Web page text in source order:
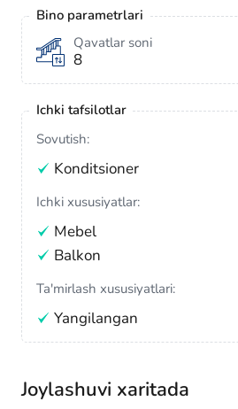
Bino parametrlari
Qavatlar soni
8
Ichki tafsilotlar
Sovutish:
Konditsioner
Ichki xususiyatlar:
Mebel
Balkon
Ta'mirlash xususiyatlari:
Yangilangan
Joylashuvi xaritada